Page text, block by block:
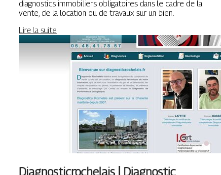
diagnostics immobiliers obligatoires dans le cadre de la
vente, de la location ou de travaux sur un bien.
Lire la suite
Diag­nosticroche­lais | Diagnostic